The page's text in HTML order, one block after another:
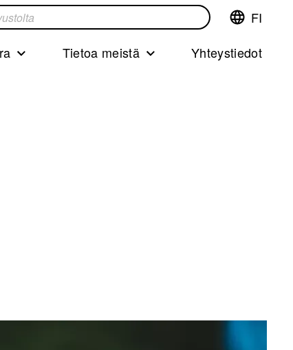
Vaihda
kieliFinnish
FI
Tietoa meistä Yhteystiedot